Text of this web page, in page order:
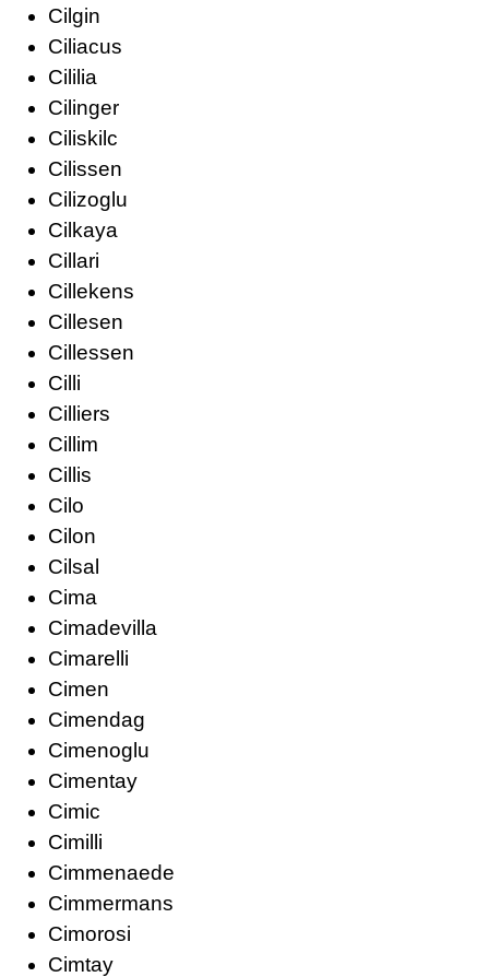
Cilgin
Ciliacus
Cililia
Cilinger
Ciliskilc
Cilissen
Cilizoglu
Cilkaya
Cillari
Cillekens
Cillesen
Cillessen
Cilli
Cilliers
Cillim
Cillis
Cilo
Cilon
Cilsal
Cima
Cimadevilla
Cimarelli
Cimen
Cimendag
Cimenoglu
Cimentay
Cimic
Cimilli
Cimmenaede
Cimmermans
Cimorosi
Cimtay